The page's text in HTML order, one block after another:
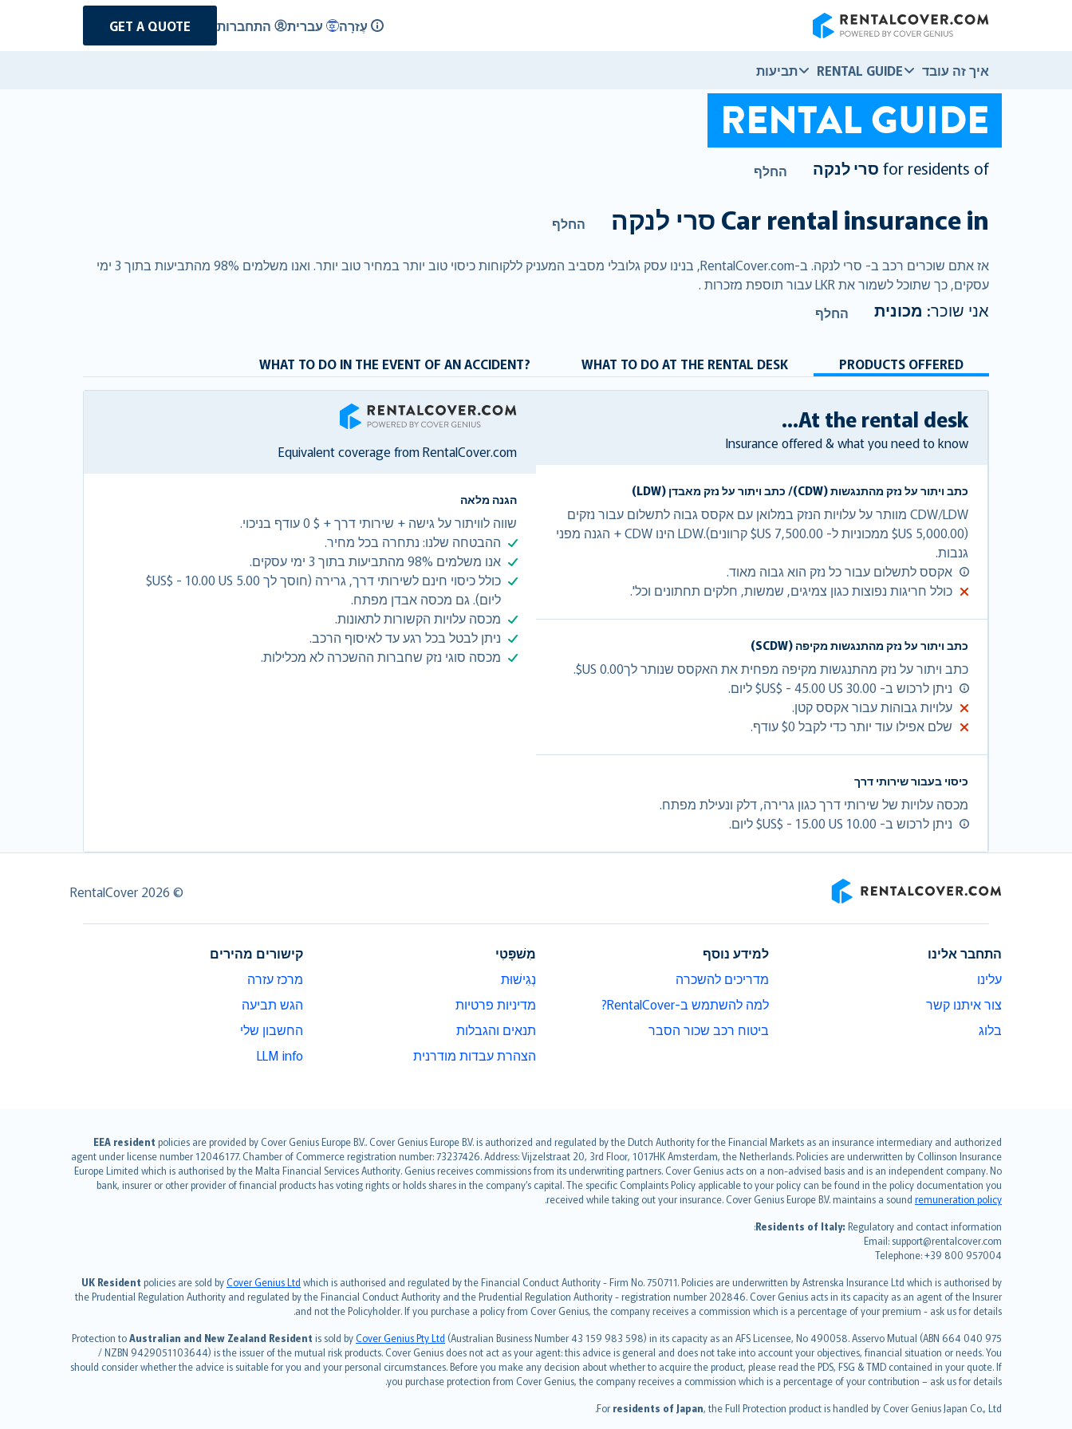
עֶזרָה עברית התחברות GET A QUOTE
איך זה עובד RENTAL GUIDE תביעות
RENTAL GUIDE
for residents of סרי לנקה החלף
Car rental insurance inסרי לנקה החלף
אז אתם שוכרים רכב ב- סרי לנקה. ב-RentalCover.com, בנינו עסק גלובלי מסביב המעניק ללקוחות כיסוי טוב יותר במחיר טוב יותר. ואנו משלמים 98% מהתביעות בתוך 3 ימי
עסקים, כך שתוכל לשמור את LKR עבור תוספת מזכרות .
אני שוכר: מכונית החלף
PRODUCTS OFFERED
WHAT TO DO AT THE RENTAL DESK
WHAT TO DO IN THE EVENT OF AN ACCIDENT?
At the rental desk...
Insurance offered & what you need to know
כתב ויתור על נזק מהתנגשות (CDW)/ כתב ויתור על נזק מאבדן (LDW)
CDW/LDW מוותר על עלויות הנזק במלואן עם אקסס גבוה לתשלום עבור נזקים
(5,000.00 US$ ממכוניות ל- 7,500.00 US$ קרוונים).LDW הינו CDW + הגנה מפני
גנבות.
אקסס לתשלום עבור כל נזק הוא גבוה מאוד.
כולל חריגות נפוצות כגון צמיגים, שמשות, חלקים תחתונים וכל'.
כתב ויתור על נזק מהתנגשות מקיפה (SCDW)
כתב ויתור על נזק מהתנגשות מקיפה מפחית את האקסס שנותר לך0.00 US$.
ניתן לרכוש ב- 30.00 US$ - 45.00 US$ ליום.
עלויות גבוהות עבור אקסס קטן.
שלם אפילו עוד יותר כדי לקבל $0 עודף.
כיסוי בעבור שירותי דרך
מכסה עלויות של שירותי דרך כגון גרירה, דלק ונעילת מפתח.
ניתן לרכוש ב- 10.00 US$ - 15.00 US$ ליום.
RentalCover
Equivalent coverage from RentalCover.com
הגנה מלאה
שווה לוויתור על גישה + שירותי דרך + $ 0 עודף בניכוי.
ההבטחה שלנו: נתחרה בכל מחיר.
אנו משלמים 98% מהתביעות בתוך 3 ימי עסקים.
כולל כיסוי חינם לשירותי דרך, גרירה (חוסך לך 5.00 US$ - 10.00 US$
ליום). גם מכסה אבדן מפתח.
מכסה עלויות הקשורות לתאונות.
ניתן לבטל בכל רגע עד לאיסוף הרכב.
מכסה סוגי נזק שחברות ההשכרה לא מכלילות.
© RentalCover 2026
התחבר אלינו
עלינו
צור איתנו קשר
בלוג
למידע נוסף
מדריכים להשכרה
למה להשתמש ב-RentalCover?
ביטוח רכב שכור הסבר
מִשׁפָּטִי
נְגִישׁוּת
מדיניות פרטיות
תנאים והגבלות
הצהרת עבדות מודרנית
קישורים מהירים
מרכז עזרה
הגש תביעה
החשבון שלי
LLM info
EEA resident policies are provided by Cover Genius Europe B.V.. Cover Genius Europe B.V. is authorized and regulated by the Dutch Authority for the Financial Markets as an insurance intermediary and authorized
agent under license number 12046177. Chamber of Commerce registration number: 73237426. Address: Vijzelstraat 20, 3rd Floor, 1017HK Amsterdam, the Netherlands. Policies are underwritten by Collinson Insurance
Europe Limited which is authorised by the Malta Financial Services Authority. Genius receives commissions from its underwriting partners. Cover Genius acts on a non-advised basis and is an independent company. No
bank, insurer or other provider of financial products has voting rights or holds shares in the company’s capital. The specific Complaints Policy applicable to your policy can be found in the policy documentation you
received while taking out your insurance. Cover Genius Europe B.V. maintains a sound remuneration policy
.
Residents of Italy: Regulatory and contact information:
Email: support@rentalcover.com
Telephone: +39 800 957004
UK Resident policies are sold byCover Genius Ltd which is authorised and regulated by the Financial Conduct Authority - Firm No. 750711. Policies are underwritten by Astrenska Insurance Ltd which is authorised by
the Prudential Regulation Authority and regulated by the Financial Conduct Authority and the Prudential Regulation Authority - registration number 202846. Cover Genius acts in its capacity as an agent of the Insurer
and not the Policyholder. If you purchase a policy from Cover Genius, the company receives a commission which is a percentage of your premium - ask us for details.
Protection toAustralian and New Zealand Resident is sold byCover Genius Pty Ltd (Australian Business Number 43 159 983 598) in its capacity as an AFS Licensee, No 490058. Asservo Mutual (ABN 664 040 975
/ NZBN 9429051103644) is the issuer of the mutual risk products. Cover Genius does not act as your agent: this advice is general and does not take into account your objectives, financial situation or needs. You
should consider whether the advice is suitable for you and your personal circumstances. Before you make any decision about whether to acquire the product, please read the PDS, FSG & TMD contained in your quote. If
you purchase protection from Cover Genius, the company receives a commission which is a percentage of your contribution – ask us for details.
For residents of Japan, the Full Protection product is handled by Cover Genius Japan Co., Ltd.
English (UK)
English (US)
Deutsch
français
Nederlands
español
italiano
简体中文
繁體中文
Português
polski
עברית
Português
日本語